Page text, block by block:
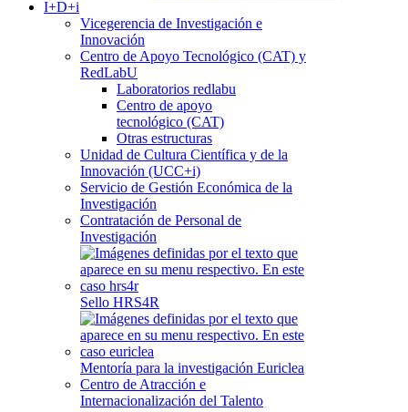
I+D+i
Vicegerencia de Investigación e
Innovación
Centro de Apoyo Tecnológico (CAT) y
RedLabU
Laboratorios redlabu
Centro de apoyo
tecnológico (CAT)
Otras estructuras
Unidad de Cultura Científica y de la
Innovación (UCC+i)
Servicio de Gestión Económica de la
Investigación
Contratación de Personal de
Investigación
Sello HRS4R
Mentoría para la investigación Euriclea
Centro de Atracción e
Internacionalización del Talento